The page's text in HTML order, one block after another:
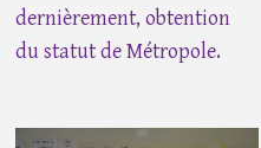
dernièrement, obtention
du statut de Métropole.